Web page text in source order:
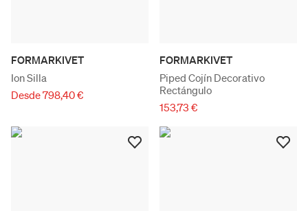
FORMARKIVET
Ion Silla
Desde 798,40 €
FORMARKIVET
Piped Cojín Decorativo
Rectángulo
153,73 €